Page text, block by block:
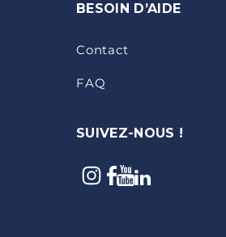
BESOIN D’AIDE
Contact
FAQ
SUIVEZ-NOUS !